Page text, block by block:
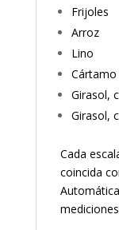
Frijoles
Arroz
Lino
Cártamo
Girasol,
Girasol,
Cada
coincida